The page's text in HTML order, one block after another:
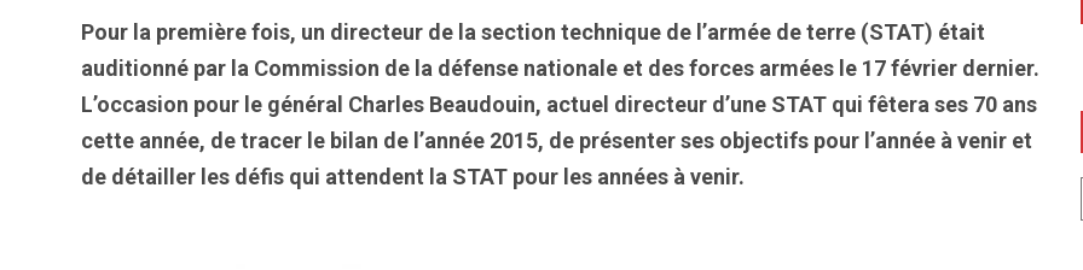
Pour la première fois, un directeur de la section technique de l’armée de terre (STAT) était
auditionné par la Commission de la défense nationale et des forces armées le 17 février dernier.
L’occasion pour le général Charles Beaudouin, actuel directeur d’une STAT qui fêtera ses 70 ans
cette année, de tracer le bilan de l’année 2015, de présenter ses objectifs pour l’année à venir et
de détailler les défis qui attendent la STAT pour les années à venir.